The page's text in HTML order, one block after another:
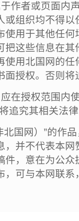
作者或页面内
或组织均不得
使用于其他任
把这些信息在
使用北国网的
面授权。否则将
在授权范围内
追究其相关法
国网）”的作
，并不代表本
件，意在为公
，可与本网联